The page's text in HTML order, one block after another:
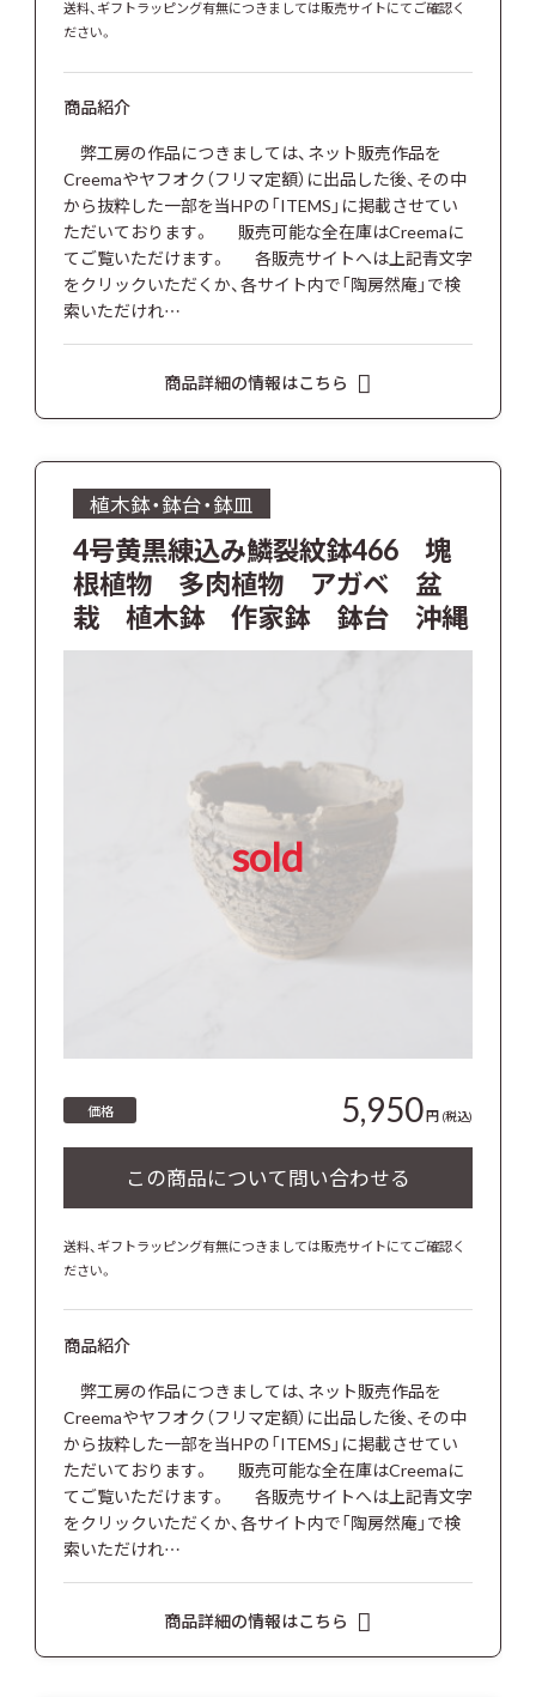
送料、ギフトラッピング有無につきましては販売サイトにてご確認く
ださい。
商品紹介
弊工房の作品につきましては、ネット販売作品を
Creemaやヤフオク（フリマ定額）に出品した後、その中
から抜粋した一部を当HPの「ITEMS」に掲載させてい
ただいております。 販売可能な全在庫はCreemaに
てご覧いただけます。 各販売サイトへは上記青文字
をクリックいただくか、各サイト内で「陶房然庵」で検
索いただけれ…
商品詳細の情報はこちら
植木鉢・鉢台・鉢皿
4号黄黒練込み鱗裂紋鉢466 塊
根植物 多肉植物 アガベ 盆
栽 植木鉢 作家鉢 鉢台 沖縄
sold
価格 5,950円 (税込)
送料、ギフトラッピング有無につきましては販売サイトにてご確認く
ださい。
商品紹介
弊工房の作品につきましては、ネット販売作品を
Creemaやヤフオク（フリマ定額）に出品した後、その中
から抜粋した一部を当HPの「ITEMS」に掲載させてい
ただいております。 販売可能な全在庫はCreemaに
てご覧いただけます。 各販売サイトへは上記青文字
をクリックいただくか、各サイト内で「陶房然庵」で検
索いただけれ…
商品詳細の情報はこちら